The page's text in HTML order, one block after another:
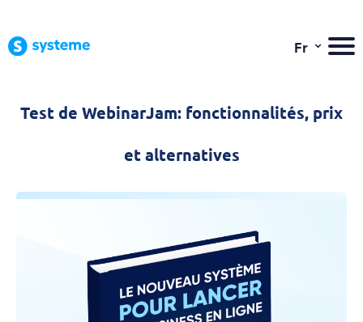
Fr ⌄
Test de WebinarJam: fonctionnalités, prix
et alternatives